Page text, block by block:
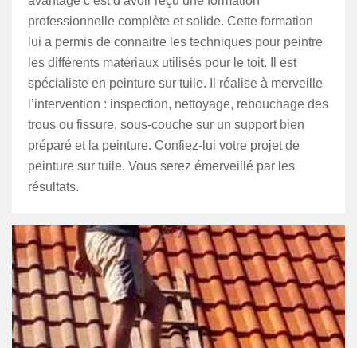
professionnelle complète et solide. Cette formation
lui a permis de connaitre les techniques pour peintre
les différents matériaux utilisés pour le toit. Il est
spécialiste en peinture sur tuile. Il réalise à merveille
l’intervention : inspection, nettoyage, rebouchage des
trous ou fissure, sous-couche sur un support bien
préparé et la peinture. Confiez-lui votre projet de
peinture sur tuile. Vous serez émerveillé par les
résultats.